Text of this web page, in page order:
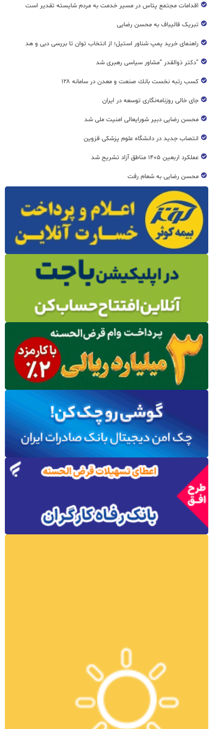
اقدامات مجتمع پتاس در مسیر خدمت به مردم شایسته تقدیر است
تبریک قالیباف به محسن رضایی
راهنمای خرید پمپ شناور استیل؛ از انتخاب توان تا بررسی دبی و هد
“دکتر ذوالقدر “مشاور سیاسی رهبری شد
كسب رتبه نخست بانك صنعت و معدن در سامانه ۱۲۸
جای خالی روزنامه‌نگاری توسعه در ایران
محسن رضایی دبیر شورایعالی امنیت ملی شد
انتصاب جدید در دانشگاه علوم پزشکی قزوین
عملکرد اربعین ۱۴۰۵ مناطق آزاد تشریح شد
محسن رضایی به شعام رفت